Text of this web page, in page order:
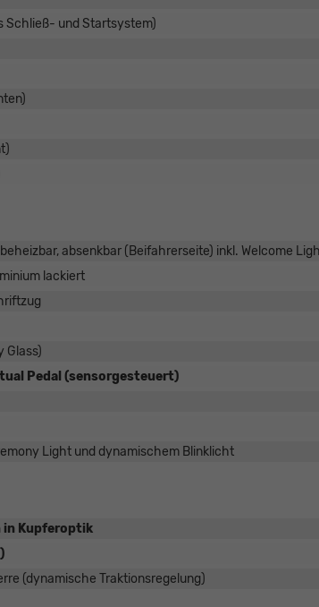
Schließ- und Startsystem)
absenkbar (Beifahrerseite) inkl. Welcome
lackiert
Glass)
Pedal (sensorgesteuert)
Light und dynamischem Blinklicht
in Kupferoptik
(dynamische Traktionsregelung)